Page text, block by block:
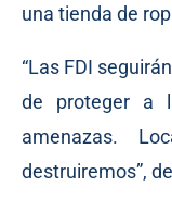
una tienda de
“Las FDI
de proteger a
amenazas.
destruiremos”,